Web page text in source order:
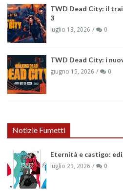
TWD Dead City: il
3
luglio 13, 2026 0
TWD Dead City: i
giugno 15, 2026 0
Notizie Fumetti
Eternità e castigo:
luglio 29, 2026 0